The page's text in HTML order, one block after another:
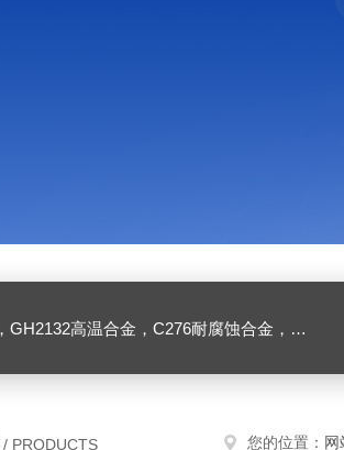
C276耐腐蚀合金，1J50精密合金，Inconel600镍基合金
/ PRODUCTS 您的位置：